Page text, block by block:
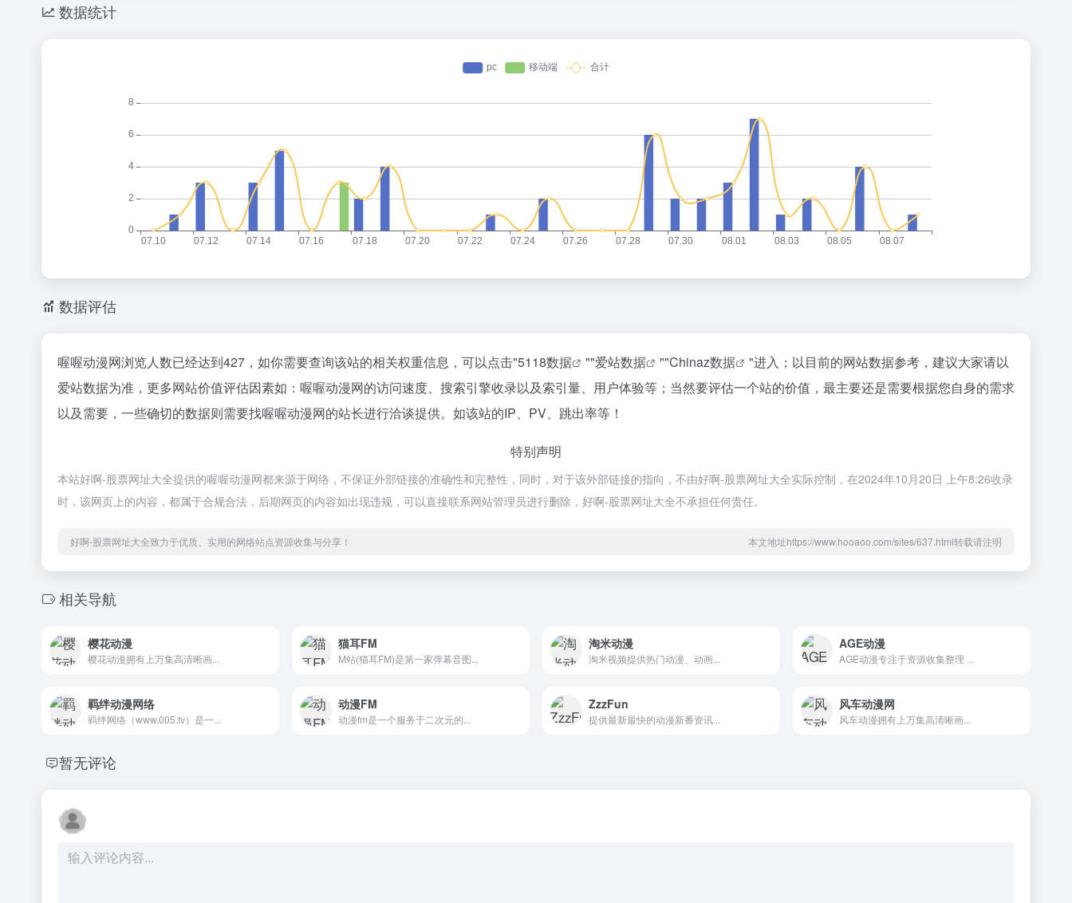
数据统计
数据评估
喔喔动漫网浏览人数已经达到427，如你需要查询该站的相关权重信息，可以点击"5118数据 ""爱站数据 ""Chinaz数据
"进入；以目前的网站数据参考，建议大家请以
爱站数据为准，更多网站价值评估因素如：喔喔动漫网的访问速度、搜索引擎收录以及索引量、用户体验等；当然要评估一个站的价值，最主要还是需要根据您自身的需求
以及需要，一些确切的数据则需要找喔喔动漫网的站长进行洽谈提供。如该站的IP、PV、跳出率等！
特别声明
本站好啊-股票网址大全提供的喔喔动漫网都来源于网络，不保证外部链接的准确性和完整性，同时，对于该外部链接的指向，不由好啊-股票网址大全实际控制，在2024年10月20日 上午8:26收录
时，该网页上的内容，都属于合规合法，后期网页的内容如出现违规，可以直接联系网站管理员进行删除，好啊-股票网址大全不承担任何责任。
好啊-股票网址大全致力于优质、实用的网络站点资源收集与分享！ 本文地址https://www.hooaoo.com/sites/637.html转载请注明
相关导航
樱花动漫
樱花动漫拥有上万集高清晰画...
猫耳FM
M站(猫耳FM)是第一家弹幕音图...
淘米动漫
淘米视频提供热门动漫、动画...
AGE动漫
AGE动漫专注于资源收集整理 ...
羁绊动漫网络
羁绊网络（www.005.tv）是一...
动漫FM
动漫fm是一个服务于二次元的...
ZzzFun
提供最新最快的动漫新番资讯...
风车动漫网
风车动漫拥有上万集高清晰画...
暂无评论